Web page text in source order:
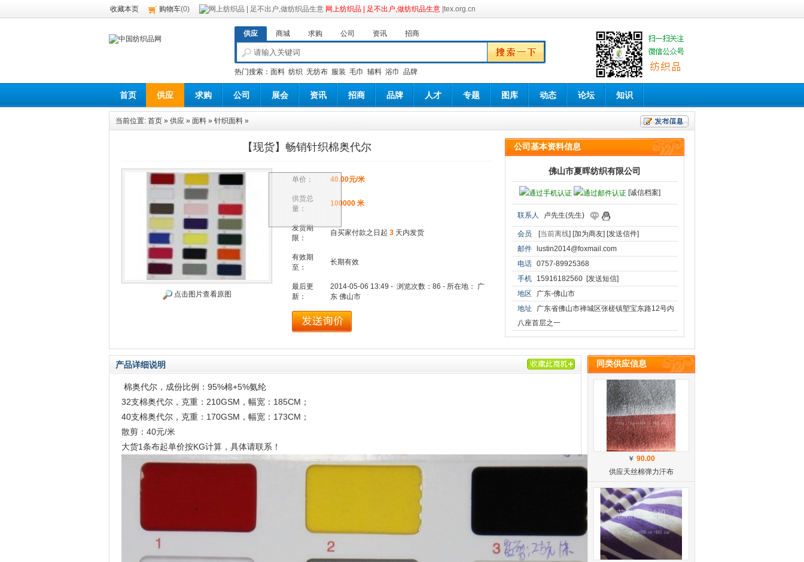
网上纺织品 | 足不出户,做纺织品生意
收藏本页 购物车(0) |tex.org.cn
供应 商城 求购 公司 资讯 招商
热门搜索： 面料 纺织 无纺布 服装 毛巾 辅料 浴巾 品牌
首页 供应 求购 公司 展会 资讯 招商 品牌 人才 专题 图库 动态 论坛 知识
当前位置: 首页 » 供应 » 面料 » 针织面料 »
【现货】畅销针织棉奥代尔
点击图片查看原图
单价： 40.00元/米
供货总
量：
100000 米
发货期
限：
自买家付款之日起 3 天内发货
有效期
至：
长期有效
最后更
新：
2014-05-06 13:49 - 浏览次数： 86 - 所在地： 广
东 佛山市
公司基本资料信息
佛山市夏晖纺织有限公司
[诚信档案]
联系人 卢先生(先生)
会员 [当前离线] [加为商友] [发送信件]
邮件 lustin2014@foxmail.com
电话 0757-89925368
手机
15916182560 [发送短信]
地区
广东-佛山市
地址
广东省佛山市禅城区张槎镇塱宝东路12号内
八座首层之一
产品详细说明
棉奥代尔，成份比例：95%棉+5%氨纶
32支棉奥代尔，克重：210GSM，幅宽：185CM；
40支棉奥代尔，克重：170GSM，幅宽：173CM；
散剪：40元/米
大货1条布起单价按KG计算，具体请联系！
同类供应信息
￥ 90.00
供应天丝棉弹力汗布